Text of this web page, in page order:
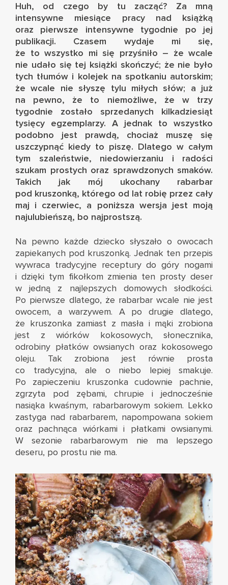
Huh, od czego by tu zacząć? Za mną
intensywne miesiące pracy nad książką
oraz pierwsze intensywne tygodnie po jej
publikacji. Czasem wydaje mi się,
że to wszystko mi się przyśniło – że wcale
nie udało się tej książki skończyć; że nie było
tych tłumów i kolejek na spotkaniu autorskim;
że wcale nie słyszę tylu miłych słów; a już
na pewno, że to niemożliwe, że w trzy
tygodnie zostało sprzedanych kilkadziesiąt
tysięcy egzemplarzy. A jednak to wszystko
podobno jest prawdą, chociaż muszę się
uszczypnąć kiedy to piszę. Dlatego w całym
tym szaleństwie, niedowierzaniu i radości
szukam prostych oraz sprawdzonych smaków.
Takich jak mój ukochany rabarbar
pod kruszonką, którego od lat robię przez cały
maj i czerwiec, a poniższa wersja jest moją
najulubieńszą, bo najprostszą.
Na pewno każde dziecko słyszało o owocach
zapiekanych pod kruszonką. Jednak ten przepis
wywraca tradycyjne receptury do góry nogami
i dzięki tym fikołkom zmienia ten prosty deser
w jedną z najlepszych domowych słodkości.
Po pierwsze dlatego, że rabarbar wcale nie jest
owocem, a warzywem. A po drugie dlatego,
że kruszonka zamiast z masła i mąki zrobiona
jest z wiórków kokosowych, słonecznika,
odrobiny płatków owsianych oraz kokosowego
oleju. Tak zrobiona jest równie prosta
co tradycyjna, ale o niebo lepiej smakuje.
Po zapieczeniu kruszonka cudownie pachnie,
zgrzyta pod zębami, chrupie i jednocześnie
nasiąka kwaśnym, rabarbarowym sokiem. Lekko
zastyga nad rabarbarem, napompowana sokiem
oraz pachnąca wiórkami i płatkami owsianymi.
W sezonie rabarbarowym nie ma lepszego
deseru, po prostu nie ma.